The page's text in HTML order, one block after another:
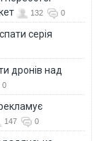
132 0
серія
дронів над
0
147 0